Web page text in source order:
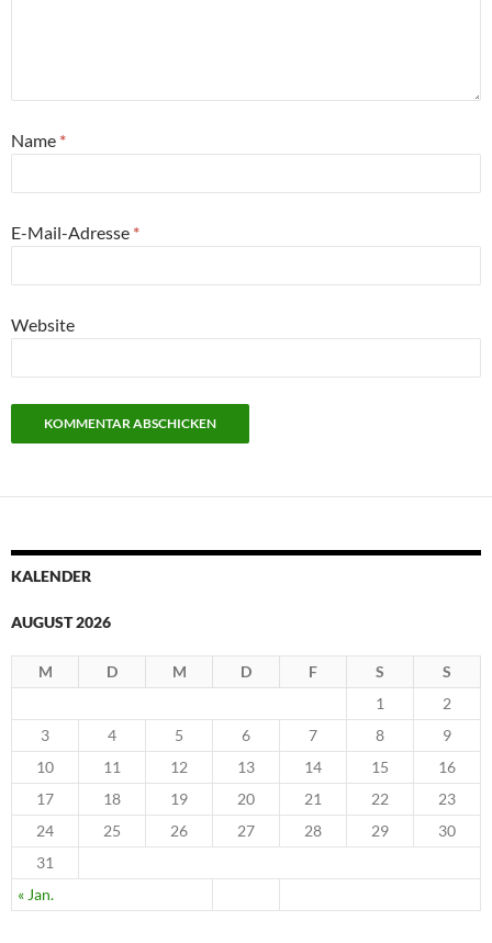
Name *
E-Mail-Adresse *
Website
KALENDER
AUGUST 2026
M D M D F S S
« Jan.
1
2
3
4 5 6 7 8
9
10
11 12 13 14 15
16
17
18 19 20 21 22
23
24
25 26 27 28 29
30
31